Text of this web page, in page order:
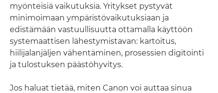
myönteisiä vaikutuksia. Yritykset pystyvät
minimoimaan ympäristövaikutuksiaan ja
edistämään vastuullisuutta ottamalla käyttöön
systemaattisen lähestymistavan: kartoitus,
hiilijalanjäljen vähentäminen, prosessien digitointi
ja tulostuksen päästöhyvitys.
Jos haluat tietää, miten Canon voi auttaa sinua